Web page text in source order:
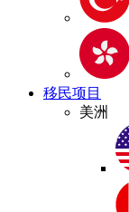
移民项目
美洲